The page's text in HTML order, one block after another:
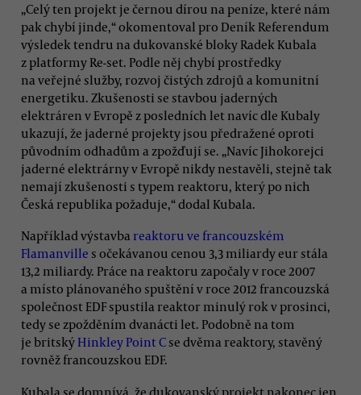
„Celý ten projekt je černou dírou na peníze, které nám
pak chybí jinde,“ okomentoval pro Deník Referendum
výsledek tendru na dukovanské bloky Radek Kubala
z platformy Re-set. Podle něj chybí prostředky
na veřejné služby, rozvoj čistých zdrojů a komunitní
energetiku. Zkušenosti se stavbou jaderných
elektráren v Evropě z posledních let navíc dle Kubaly
ukazují, že jaderné projekty jsou předražené oproti
původním odhadům a zpožďují se. „Navíc Jihokorejci
jaderné elektrárny v Evropě nikdy nestavěli, stejně tak
nemají zkušenosti s typem reaktoru, který po nich
Česká republika požaduje,“ dodal Kubala.
Například výstavba reaktoru ve francouzském
Flamanville s očekávanou cenou 3,3 miliardy eur stála
13,2 miliardy. Práce na reaktoru započaly v roce 2007
a místo plánovaného spuštění v roce 2012 francouzská
společnost EDF spustila reaktor minulý rok v prosinci,
tedy se zpožděním dvanácti let. Podobně na tom
je britský Hinkley Point C se dvěma reaktory, stavěný
rovněž francouzskou EDF.
Kubala se domnívá, že dukovanský projekt nakonec jen